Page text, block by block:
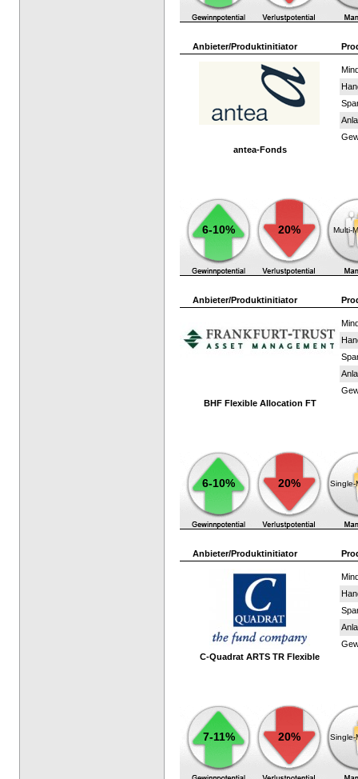
Anbieter/Produktinitiator
antea-Fonds
6-10% 20% Multi-
Anbieter/Produktinitiator
BHF Flexible Allocation FT
6-10% 20% Single-
Anbieter/Produktinitiator
C-Quadrat ARTS TR Flexible
7-11% 20% Single-